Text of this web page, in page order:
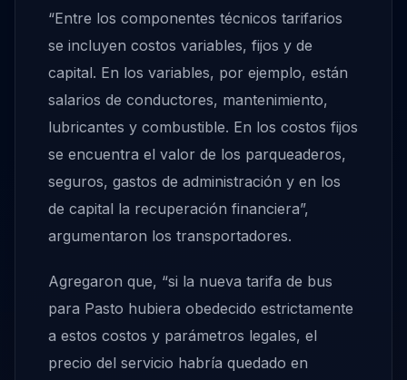
“Entre los componentes técnicos tarifarios
se incluyen costos variables, fijos y de
capital. En los variables, por ejemplo, están
salarios de conductores, mantenimiento,
lubricantes y combustible. En los costos fijos
se encuentra el valor de los parqueaderos,
seguros, gastos de administración y en los
de capital la recuperación financiera”,
argumentaron los transportadores.
Agregaron que, “si la nueva tarifa de bus
para Pasto hubiera obedecido estrictamente
a estos costos y parámetros legales, el
precio del servicio habría quedado en